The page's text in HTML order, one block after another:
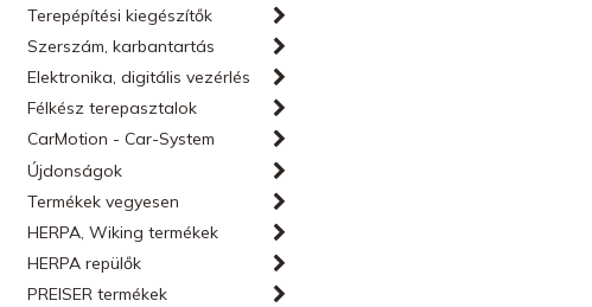
Terepépítési kiegészítők
Szerszám, karbantartás
Elektronika, digitális vezérlés
Félkész terepasztalok
CarMotion - Car-System
Újdonságok
Termékek vegyesen
HERPA, Wiking termékek
HERPA repülők
PREISER termékek